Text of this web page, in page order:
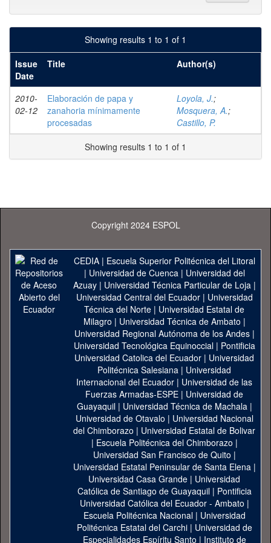
Showing results 1 to 1 of 1
Issue
Date
Title Author(s)
2010-
02-12
Elaboración de papa y
zanahoria mínimamente
procesadas
Loyola, J.;
Mosquera, A.;
Castillo, P.
Showing results 1 to 1 of 1
Copyright 2024 ESPOL
CEDIA| Escuela Superior Politécnica del Litoral
| Universidad de Cuenca| Universidad del
Azuay| Universidad Técnica Particular de Loja|
Universidad Central del Ecuador| Universidad
Técnica del Norte | Universidad Estatal de
Milagro | Universidad Técnica de Ambato |
Universidad Regional Autónoma de los Andes|
Universidad Tecnológica Equinoccial| Pontificia
Universidad Catolica del Ecuador | Universidad
Politécnica Salesiana | Universidad
Internacional del Ecuador | Universidad de las
Fuerzas Armadas-ESPE | Universidad de
Guayaquil| Universidad Técnica de Machala|
Universidad de Otavalo | Universidad Nacional
del Chimborazo | Universidad Estatal de Bolivar
| Escuela Politécnica del Chimborazo |
Universidad San Francisco de Quito |
Universidad Estatal Peninsular de Santa Elena|
Universidad Casa Grande | Universidad
Católica de Santiago de Guayaquil| Pontificia
Universidad Católica del Ecuador - Ambato |
Escuela Politécnica Nacional| Universidad
Politécnica Estatal del Carchi| Universidad de
Especialidades Espíritu Santo | Instituto de